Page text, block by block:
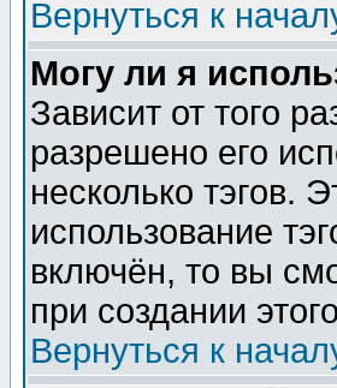
Вернуться к
Могу ли я
Зависит от того
разрешено его
несколько тэгов.
использование
включён, то вы
при создании
Вернуться к